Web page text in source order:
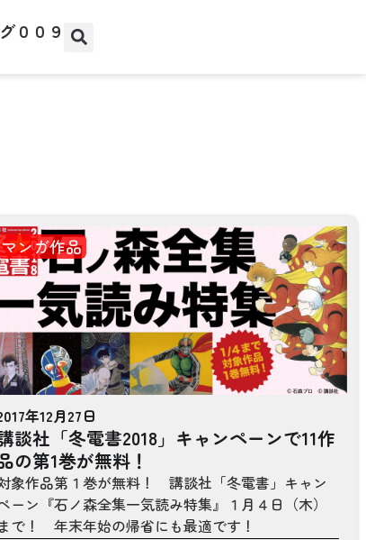
００９
マンガ作品
年12月27日
談社「冬電書2018」キャンペーンで11作
の第1巻が無料！
象作品第１巻が無料！ 講談社「冬電書」キャン
ーン『石ノ森全集一気読み特集』１月４日（木）
まで！ 年末年始の帰省にも最適です！